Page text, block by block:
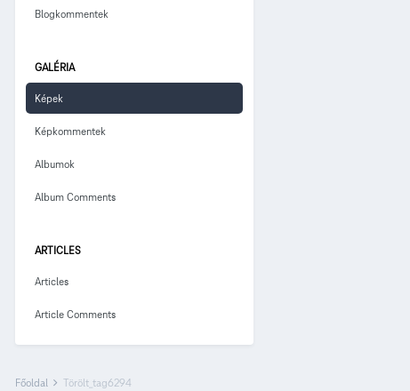
Blogkommentek
GALÉRIA
Képek
Képkommentek
Albumok
Album Comments
ARTICLES
Articles
Article Comments
Főoldal Törölt_tag6294